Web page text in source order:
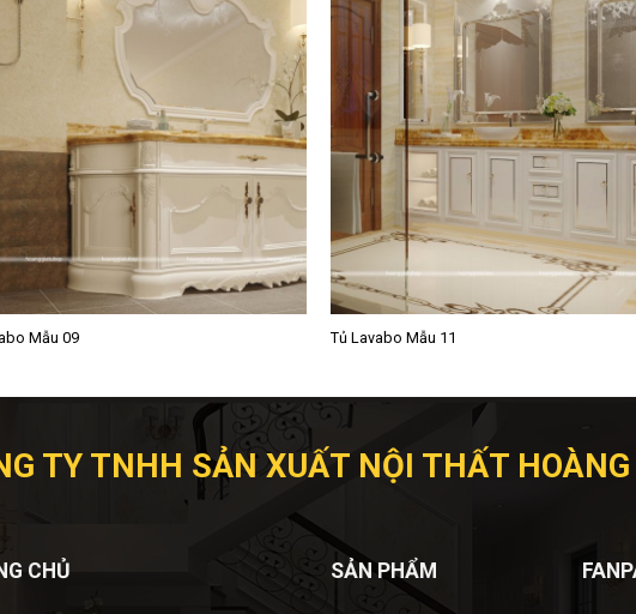
Mẫu 09 Tủ Lavabo Mẫu 11
TY TNHH SẢN XUẤT NỘI THẤT
CHỦ SẢN PHẨM